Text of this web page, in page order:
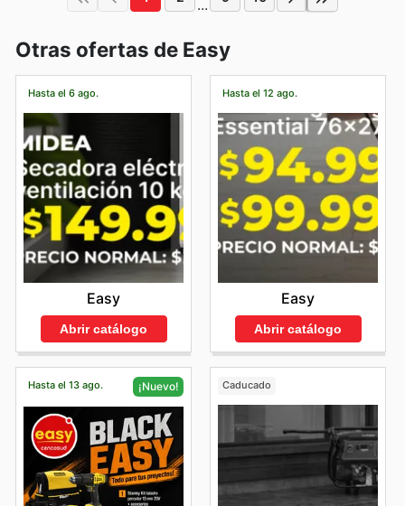
...
Otras ofertas de Easy
Hasta el 6 ago.
Easy
Abrir catálogo
Hasta el 12 ago.
Easy
Abrir catálogo
Hasta el 13 ago. ¡Nuevo! Caducado